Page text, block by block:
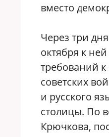
вместо
Через три
октября к
требований
советских
и русского
столицы. По
Крючкова,